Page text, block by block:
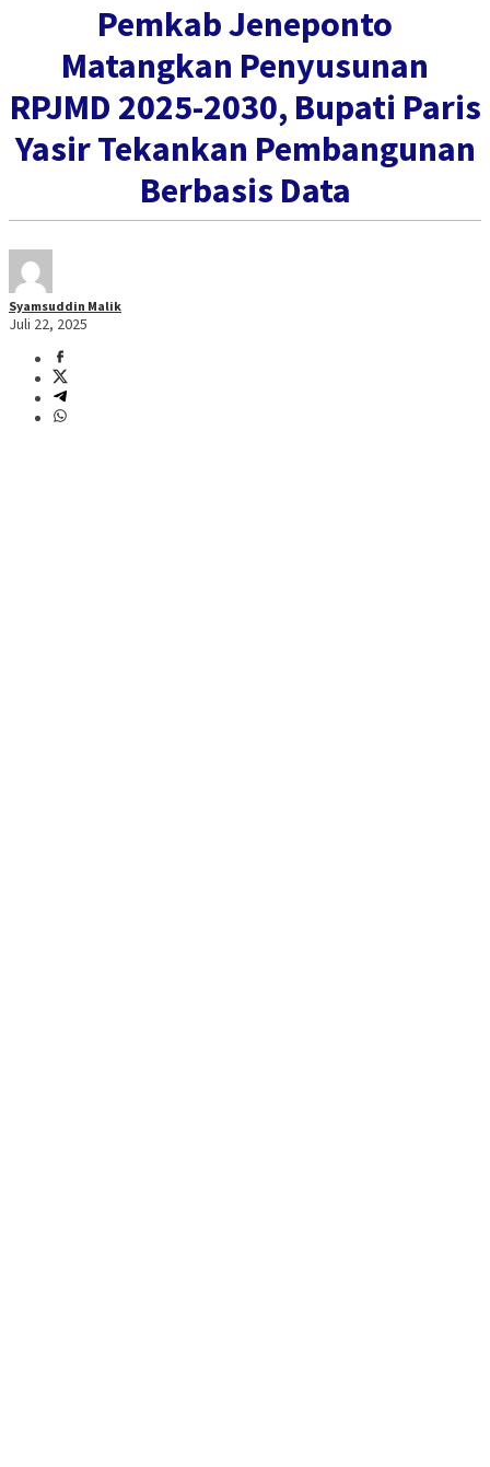
Pemkab Jeneponto
Matangkan Penyusunan
RPJMD 2025-2030, Bupati Paris
Yasir Tekankan Pembangunan
Berbasis Data
Syamsuddin Malik
Juli 22, 2025